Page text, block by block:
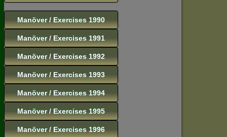
Manöver / Exercises 1990
Manöver / Exercises 1991
Manöver / Exercises 1992
Manöver / Exercises 1993
Manöver / Exercises 1994
Manöver / Exercises 1995
Manöver / Exercises 1996